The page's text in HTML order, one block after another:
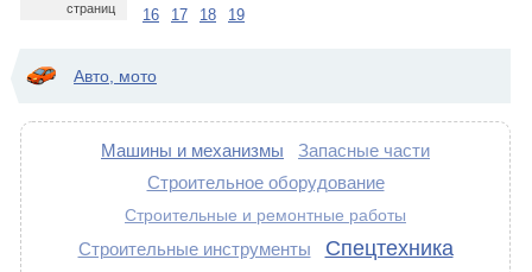
страниц
16
17 18 19
Авто, мото
Машины и механизмы
Запасные части
Строительное оборудование
Строительные и ремонтные работы
Строительные инструменты Спецтехника